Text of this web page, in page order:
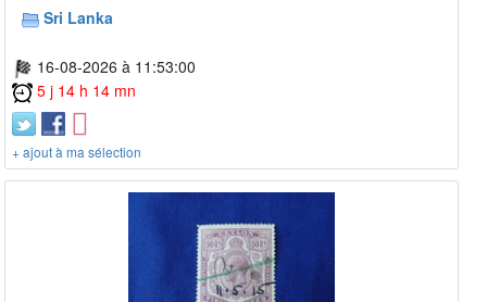
Sri Lanka
16-08-2026 à 11:53:00
5 j 14 h 14 mn
+ ajout à ma sélection